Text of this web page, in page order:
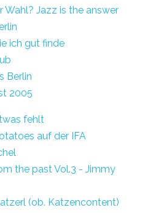
Wahl? Jazz is the answer
ich gut finde
Berlin
2005
fehlt
auf der IFA
the past Vol.3 - Jimmy
(ob. Katzencontent)